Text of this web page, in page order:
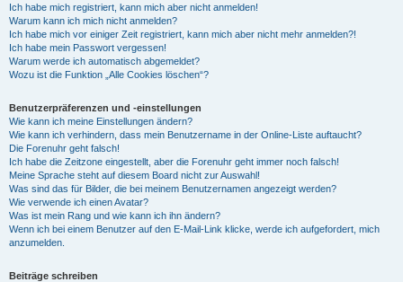
Ich habe mich registriert, kann mich aber nicht anmelden!
Warum kann ich mich nicht anmelden?
Ich habe mich vor einiger Zeit registriert, kann mich aber nicht mehr anmelden?!
Ich habe mein Passwort vergessen!
Warum werde ich automatisch abgemeldet?
Wozu ist die Funktion „Alle Cookies löschen“?
Benutzerpräferenzen und -einstellungen
Wie kann ich meine Einstellungen ändern?
Wie kann ich verhindern, dass mein Benutzername in der Online-Liste auftaucht?
Die Forenuhr geht falsch!
Ich habe die Zeitzone eingestellt, aber die Forenuhr geht immer noch falsch!
Meine Sprache steht auf diesem Board nicht zur Auswahl!
Was sind das für Bilder, die bei meinem Benutzernamen angezeigt werden?
Wie verwende ich einen Avatar?
Was ist mein Rang und wie kann ich ihn ändern?
Wenn ich bei einem Benutzer auf den E-Mail-Link klicke, werde ich aufgefordert, mich
anzumelden.
Beiträge schreiben